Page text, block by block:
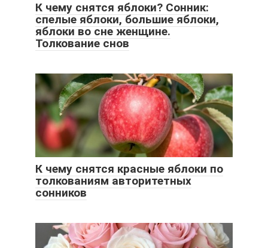
К чему снятся яблоки? Сонник:
спелые яблоки, большие яблоки,
яблоки во сне женщине.
Толкование снов
К чему снятся красные яблоки по
толкованиям авторитетных
сонников